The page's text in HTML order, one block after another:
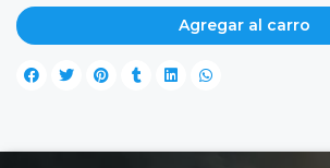
Agregar al carro